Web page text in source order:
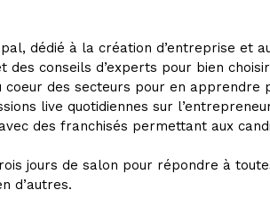
dédié à la création d’entreprise et
des conseils d’experts pour bien
coeur des secteurs pour en
live quotidiennes sur
des franchisés permettant aux
jours de salon pour répondre à
d’autres.